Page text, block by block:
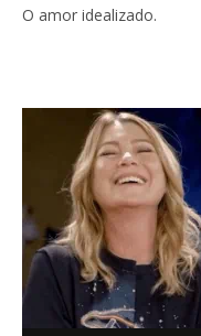
O amor idealizado.